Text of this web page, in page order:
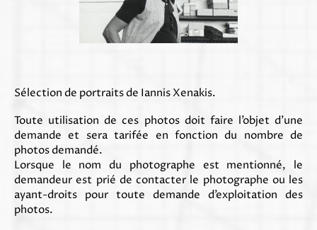
Sélection de portraits de Iannis Xenakis.
Toute utilisation de ces photos doit faire l’objet d’une
demande et sera tarifée en fonction du nombre de
photos demandé.
Lorsque le nom du photographe est mentionné, le
demandeur est prié de contacter le photographe ou les
ayant-droits pour toute demande d’exploitation des
photos.